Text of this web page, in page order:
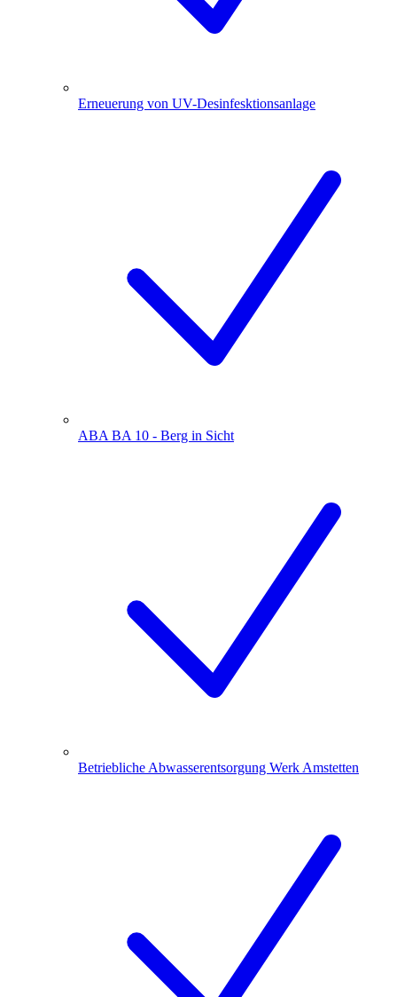
Erneuerung von UV-Desinfesktionsanlage
ABA BA 10 - Berg in Sicht
Betriebliche Abwasserentsorgung Werk Amstetten